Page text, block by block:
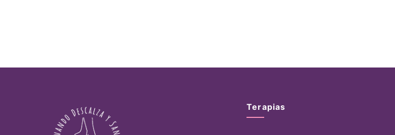
Terapias